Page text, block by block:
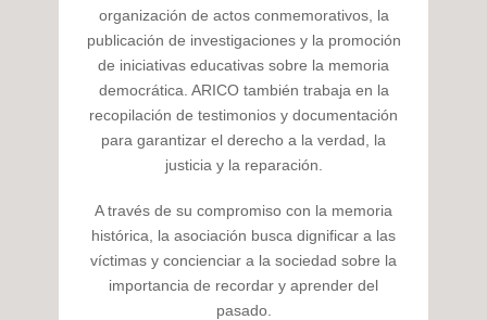
organización de actos conmemorativos, la
publicación de investigaciones y la promoción
de iniciativas educativas sobre la memoria
democrática. ARICO también trabaja en la
recopilación de testimonios y documentación
para garantizar el derecho a la verdad, la
justicia y la reparación.
A través de su compromiso con la memoria
histórica, la asociación busca dignificar a las
víctimas y concienciar a la sociedad sobre la
importancia de recordar y aprender del
pasado.